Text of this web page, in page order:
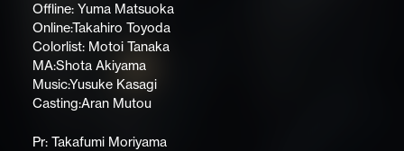
Offline: Yuma Matsuoka
Online:Takahiro Toyoda
Colorlist: Motoi Tanaka
MA:Shota Akiyama
Music:Yusuke Kasagi
Casting:Aran Mutou
Pr: Takafumi Moriyama